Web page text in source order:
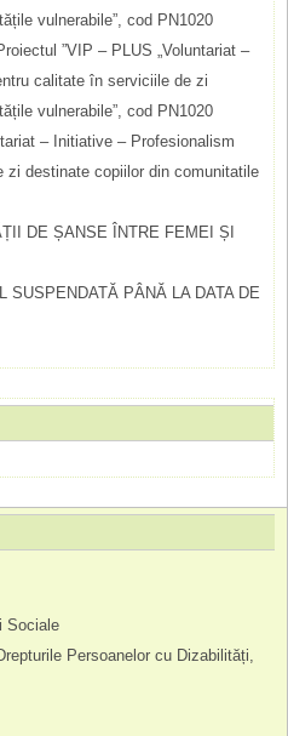
vulnerabile”, cod PN1020
”VIP – PLUS „Voluntariat –
calitate în serviciile de zi
vulnerabile”, cod PN1020
– Initiative – Profesionalism
zi destinate copiilor din comunitatile
DE ȘANSE ÎNTRE FEMEI ȘI
SUSPENDATĂ PÂNĂ LA DATA DE
Sociale
Persoanelor cu Dizabilități,